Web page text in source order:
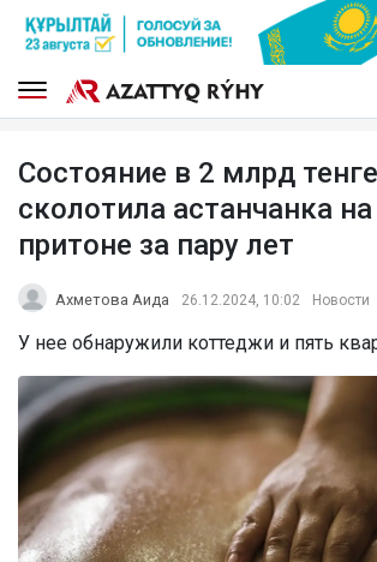
Состояние в 2 млрд тенге
сколотила астанчанка
притоне за пару лет
Ахметова Аида 26.12.2024, 10:02 Новости
У нее обнаружили коттеджи и пять